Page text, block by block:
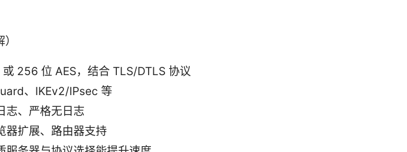
256 位 AES，结合 TLS/DTLS 协议
、IKEv2/IPsec 等
志、严格无日志
器扩展、路由器支持